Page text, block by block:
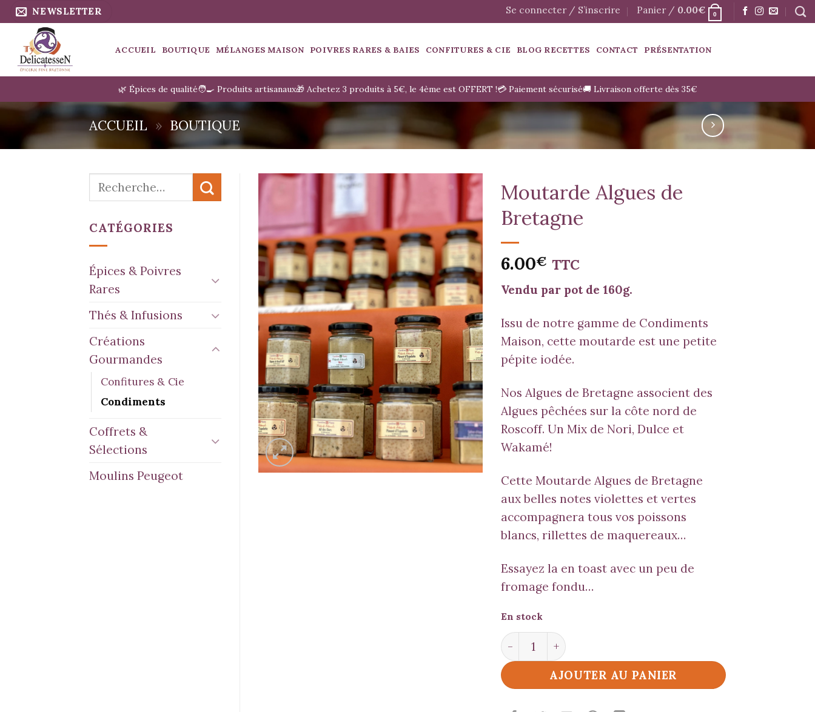
Passer
au
contenu
NEWSLETTER Se connecter / S’inscrire Panier / 0.00€ 0
ACCUEIL BOUTIQUE MÉLANGES MAISON POIVRES RARES & BAIES CONFITURES & CIE BLOG RECETTES CONTACT PRÉSENTATION
🌿 Épices de qualité🧑‍🍳 Produits artisanaux🎁 Achetez 3 produits à 5€, le 4ème est OFFERT !💳 Paiement sécurisé🚚 Livraison offerte dès 35€
ACCUEIL » BOUTIQUE
Recherche
CATÉGORIES
Épices & Poivres
Rares
Thés & Infusions
Créations
Gourmandes
Confitures & Cie
Condiments
Coffrets &
Sélections
Moulins Peugeot
Moutarde Algues de
Bretagne
6.00€ TTC
Vendu par pot de 160g.
Issu de notre gamme de Condiments
Maison, cette moutarde est une petite
pépite iodée.
NosAlgues de Bretagne associent des
Algues pêchées sur la côte nord de
Roscoff. Un Mix de Nori, Dulce et
Wakamé!
Cette MoutardeAlgues de Bretagne
aux belles notes violettes et vertes
accompagnera tous vos poissons
blancs, rillettes de maquereaux…
Essayez la en toast avec un peu de
fromage fondu…
En stock
quantité de Moutarde Algues de Bretagne
AJOUTER AU PANIER